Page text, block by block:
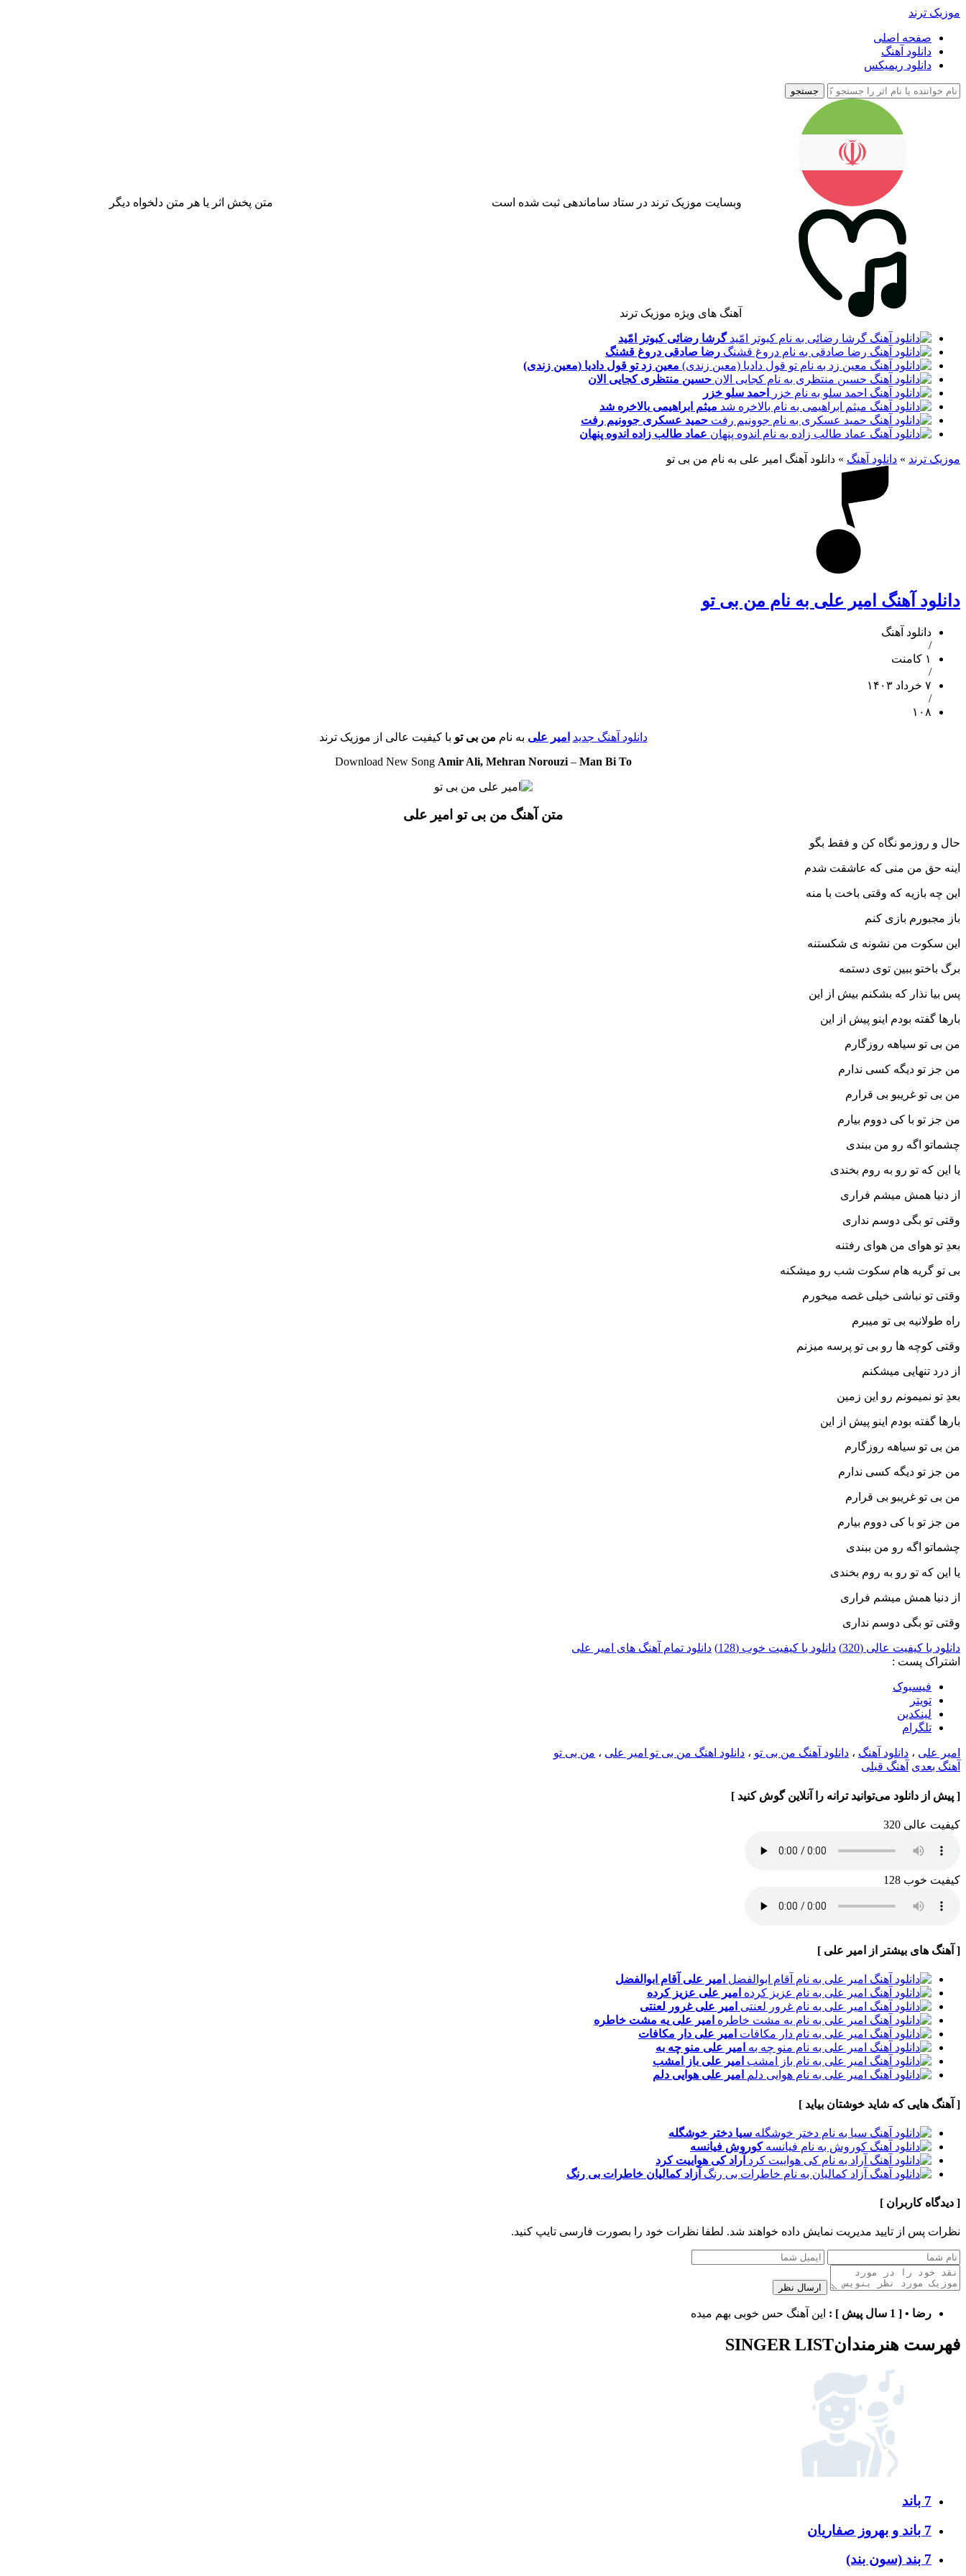
موزیک ترند
صفحه اصلی
دانلود آهنگ
دانلود ریمیکس
جستجو
وبسایت موزیک ترند در ستاد ساماندهی ثبت شده است متن پخش اثر یا هر متن دلخواه دیگر
آهنگ های ویژه موزیک ترند
گرشا رضائیکبوتر امّید
رضا صادقی دروغ قشنگ
معین زدتو قول دادیا (معین زندی)
حسین منتظریکجایی الان
احمد سلو خزر
میثم ابراهیمی بالاخره شد
حمید عسکری جوونیم رفت
عماد طالب زاده اندوه پنهان
موزیک ترند » دانلود آهنگ » دانلود آهنگ امیر علی به نام من بی تو
دانلود آهنگ امیر علی به نام من بی تو
دانلود آهنگ
/
۱ کامنت
/
۷ خرداد ۱۴۰۳
/
۱۰۸
دانلود آهنگ جدید امیر علی به نام من بی تو با کیفیت عالی از موزیک ترند
Download New Song Amir Ali, Mehran Norouzi– Man Bi To
متن آهنگ من بی تو امیر علی
حال و روزمو نگاه کن و فقط بگو
اینه حق من منی که عاشقت شدم
این چه بازیه که وقتی باخت با منه
باز مجبورم بازی کنم
این سکوت من نشونه ی شکستنه
برگ باختو ببین توی دستمه
پس بیا نذار که بشکنم بیش از این
بارها گفته بودم اینو پیش از این
من بی تو سیاهه روزگارم
من جز تو دیگه کسی ندارم
من بی تو غریبو بی قرارم
من جز تو با کی دووم بیارم
چشماتو اگه رو من ببندی
یا این که تو رو به روم بخندی
از دنیا همش میشم فراری
وقتی تو بگی دوسم نداری
بعدِ تو هوای من هوای رفتنه
بی تو گریه هام سکوت شب رو میشکنه
وقتی تو نباشی خیلی غصه میخورم
راه طولانیه بی تو میبرم
وقتی کوچه ها رو بی تو پرسه میزنم
از درد تنهایی میشکنم
بعدِ تو نمیمونم رو این زمین
بارها گفته بودم اینو پیش از این
من بی تو سیاهه روزگارم
من جز تو دیگه کسی ندارم
من بی تو غریبو بی قرارم
من جز تو با کی دووم بیارم
چشماتو اگه رو من ببندی
یا این که تو رو به روم بخندی
از دنیا همش میشم فراری
وقتی تو بگی دوسم نداری
دانلود با کیفیت عالی (320) دانلود با کیفیت خوب (128)
دانلود تمام آهنگ های امیر علی
اشتراک پست :
فيسبوک
تويتر
لینکدین
تلگرام
امیر علی ، دانلود آهنگ ، دانلود آهنگ من بی تو ، دانلود اهنگ من بی تو امیر علی ، من بی تو
آهنگ بعدی آهنگ قبلی
[ پیش از دانلود می‌توانید ترانه را آنلاین گوش کنید ]
کیفیت عالی 320
کیفیت خوب 128
[ آهنگ های بیشتر از امیر علی ]
امیر علی آقام ابوالفضل
امیر علی عزیز کرده
امیر علیغرور لعنتی
امیر علی یه مشت خاطره
امیر علی دار مکافات
امیر علی منو چه به
امیر علی باز امشب
امیر علی هوایی دلم
[ آهنگ هایی که شاید خوشتان بیاید ]
سیا دختر خوشگله
کوروش فیانسه
آرادکی هواییت کرد
آزاد کمالیان خاطرات بی رنگ
[ دیدگاه کاربران ]
نظرات پس از تایید مدیریت نمایش داده خواهند شد. لطفا نظرات خود را بصورت فارسی تایپ کنید.
ارسال نظر
رضا • [ 1 سال پیش ] : این آهنگ حس خوبی بهم میده
فهرست هنرمندانSINGER LIST
7 باند
7 باند و بهروز صفاریان
7 بند (سون بند)